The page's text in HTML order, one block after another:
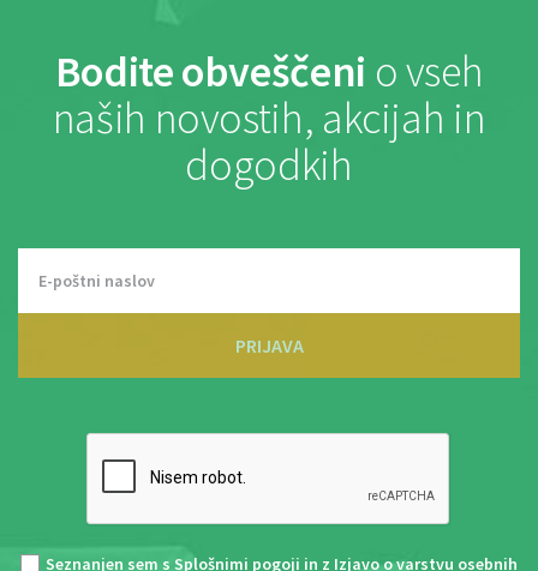
Bodite obveščeni o vseh
naših novostih, akcijah in
dogodkih
PRIJAVA
Seznanjen sem s Splošnimi pogoji in z Izjavo o varstvu osebnih